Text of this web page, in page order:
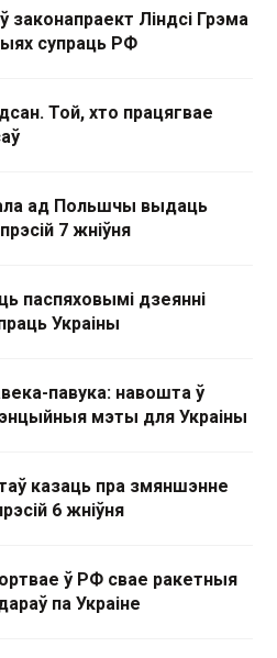
Ліндсі Грэма
супраць РФ
Той, хто працягвае
ад Польшчы выдаць
7 жніўня
паспяховымі дзеянні
Украіны
павука: навошта ў
мэты для Украіны
казаць пра змяншэнне
6 жніўня
ў РФ свае ракетныя
па Украіне